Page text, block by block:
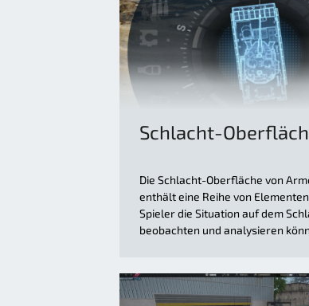
Schlacht-
Die Schlacht-Oberfläche von
enthält eine Reihe von
Spieler die Situation auf dem
beobachten und analysieren